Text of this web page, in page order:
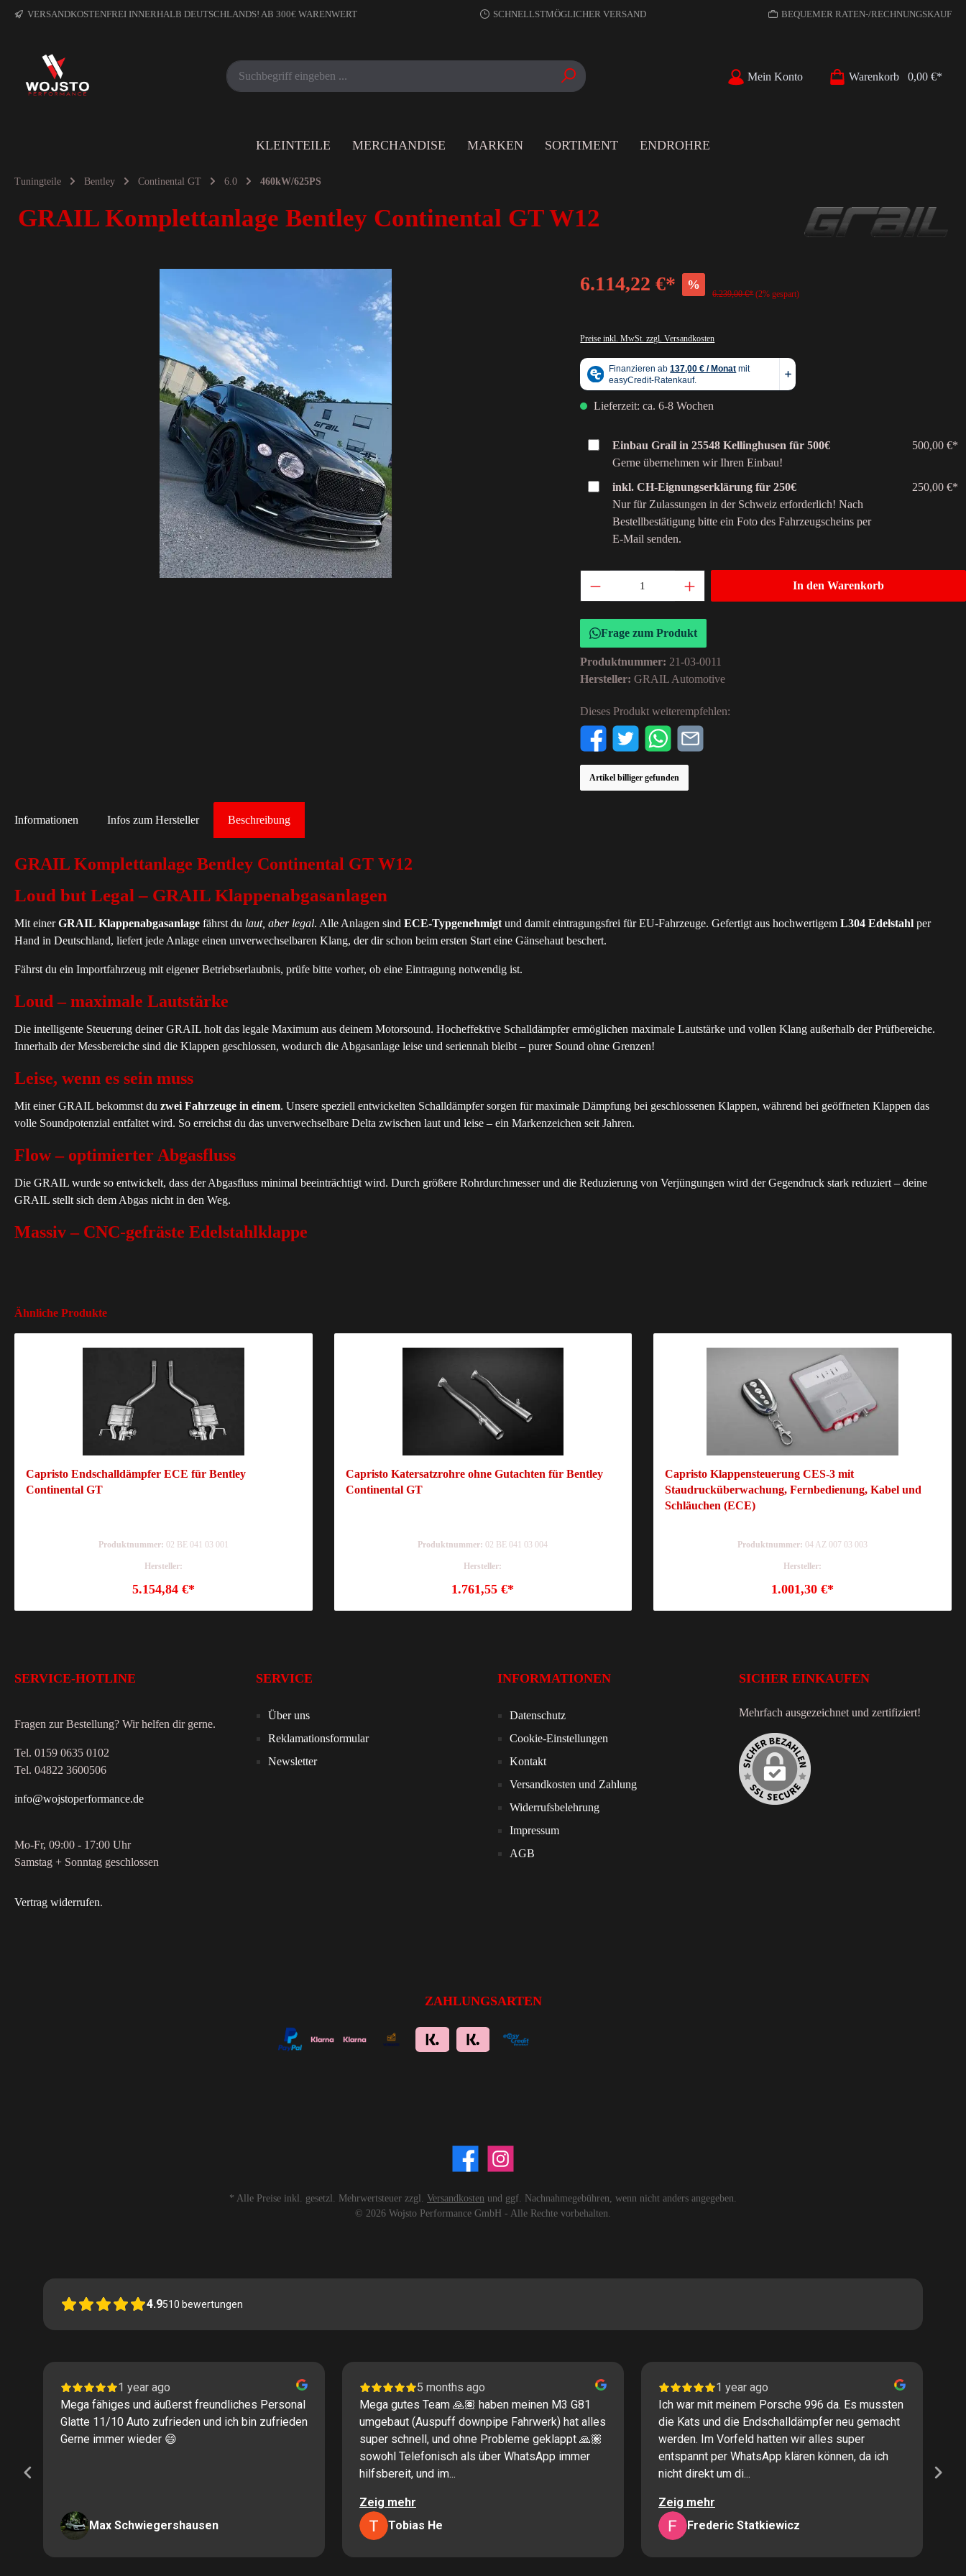
VERSANDKOSTENFREI INNERHALB DEUTSCHLANDS! AB 300€ WARENWERT SCHNELLSTMÖGLICHER VERSAND BEQUEMER RATEN-/RECHNUNGSKAUF
Mein Konto Warenkorb 0,00 €*
KLEINTEILE MERCHANDISE MARKEN SORTIMENT ENDROHRE
Tuningteile Bentley Continental GT 6.0 460kW/625PS
GRAIL Komplettanlage Bentley Continental GT W12
6.114,22 €* %
6.239,00 €* (2% gespart)
Preise inkl. MwSt. zzgl. Versandkosten
Lieferzeit: ca. 6-8 Wochen
Einbau Grail in 25548 Kellinghusen für 500€
Gerne übernehmen wir Ihren Einbau!
500,00 €*
inkl. CH-Eignungserklärung für 250€
Nur für Zulassungen in der Schweiz erforderlich! Nach
Bestellbestätigung bitte ein Foto des Fahrzeugscheins per
E-Mail senden.
250,00 €*
In den Warenkorb
Frage zum Produkt
Produktnummer: 21-03-0011
Hersteller:GRAIL Automotive
Dieses Produkt weiterempfehlen:
Artikel billiger gefunden
Beschreibung
Informationen Infos zum Hersteller
GRAIL Komplettanlage Bentley Continental GT W12
Loud but Legal – GRAIL Klappenabgasanlagen
Mit einerGRAIL Klappenabgasanlage fährst du laut, aber legal. Alle Anlagen sind ECE-Typgenehmigt und damit eintragungsfrei für EU-Fahrzeuge. Gefertigt aus hochwertigem L304 Edelstahl per
Hand in Deutschland, liefert jede Anlage einen unverwechselbaren Klang, der dir schon beim ersten Start eine Gänsehaut beschert.
Fährst du ein Importfahrzeug mit eigener Betriebserlaubnis, prüfe bitte vorher, ob eine Eintragung notwendig ist.
Loud – maximale Lautstärke
Die intelligente Steuerung deiner GRAIL holt das legale Maximum aus deinem Motorsound. Hocheffektive Schalldämpfer ermöglichen maximale Lautstärke und vollen Klang außerhalb der Prüfbereiche.
Innerhalb der Messbereiche sind die Klappen geschlossen, wodurch die Abgasanlage leise und seriennah bleibt – purer Sound ohne Grenzen!
Leise, wenn es sein muss
Mit einer GRAIL bekommst du zwei Fahrzeuge in einem. Unsere speziell entwickelten Schalldämpfer sorgen für maximale Dämpfung bei geschlossenen Klappen, während bei geöffneten Klappen das
volle Soundpotenzial entfaltet wird. So erreichst du das unverwechselbare Delta zwischen laut und leise – ein Markenzeichen seit Jahren.
Flow – optimierter Abgasfluss
Die GRAIL wurde so entwickelt, dass der Abgasfluss minimal beeinträchtigt wird. Durch größere Rohrdurchmesser und die Reduzierung von Verjüngungen wird der Gegendruck stark reduziert – deine
GRAIL stellt sich dem Abgas nicht in den Weg.
Massiv – CNC-gefräste Edelstahlklappe
Ähnliche Produkte
Capristo Endschalldämpfer ECE für Bentley
Continental GT
Produktnummer: 02 BE 041 03 001
Hersteller:
5.154,84 €*
Capristo Katersatzrohre ohne Gutachten für Bentley
Continental GT
Produktnummer:02 BE 041 03 004
Hersteller:
1.761,55 €*
Capristo Klappensteuerung CES-3 mit
Staudrucküberwachung, Fernbedienung, Kabel und
Schläuchen (ECE)
Produktnummer:04 AZ 007 03 003
Hersteller:
1.001,30 €*
SERVICE-HOTLINE
Fragen zur Bestellung? Wir helfen dir gerne.
Tel. 0159 0635 0102
Tel. 04822 3600506
info@wojstoperformance.de
Mo-Fr, 09:00 - 17:00 Uhr
Samstag + Sonntag geschlossen
Vertrag widerrufen.
SERVICE
Über uns
Reklamationsformular
Newsletter
INFORMATIONEN
Datenschutz
Cookie-Einstellungen
Kontakt
Versandkosten und Zahlung
Widerrufsbelehrung
Impressum
AGB
SICHER EINKAUFEN
Mehrfach ausgezeichnet und zertifiziert!
ZAHLUNGSARTEN
* Alle Preise inkl. gesetzl. Mehrwertsteuer zzgl. Versandkosten und ggf. Nachnahmegebühren, wenn nicht anders angegeben.
© 2026 Wojsto Performance GmbH - Alle Rechte vorbehalten.
4.9510 bewertungen
1 year ago
Mega fähiges und äußerst freundliches Personal
Glatte 11/10 Auto zufrieden und ich bin zufrieden
Gerne immer wieder 😄
Max Schwiegershausen
5 months ago
Mega gutes Team 🙏🏽 haben meinen M3 G81
umgebaut (Auspuff downpipe Fahrwerk) hat alles
super schnell, und ohne Probleme geklappt 🙏🏽
sowohl Telefonisch als über WhatsApp immer
hilfsbereit, und im...
Zeig mehr
Tobias He
1 year ago
Ich war mit meinem Porsche 996 da. Es mussten
die Kats und die Endschalldämpfer neu gemacht
werden. Im Vorfeld hatten wir alles super
entspannt per WhatsApp klären können, da ich
nicht direkt um di...
Zeig mehr
Frederic Statkiewicz